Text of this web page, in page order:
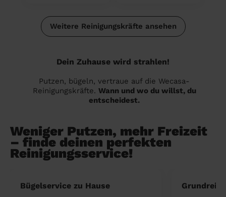
Weitere Reinigungskräfte ansehen
Dein Zuhause wird strahlen!
Putzen, bügeln, vertraue auf die Wecasa-
Reinigungskräfte. Wann und wo du willst, du
entscheidest.
Weniger Putzen, mehr Freizeit
– finde deinen perfekten
Reinigungsservice!
Bügelservice zu Hause